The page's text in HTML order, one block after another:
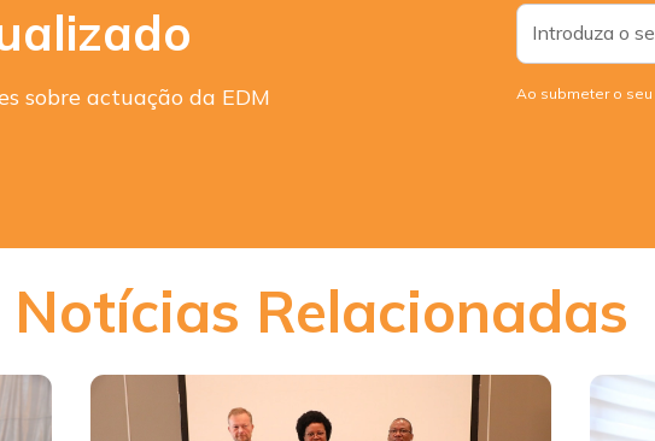
sobre actuação da EDM Ao submeter o
Notícias Relacionadas